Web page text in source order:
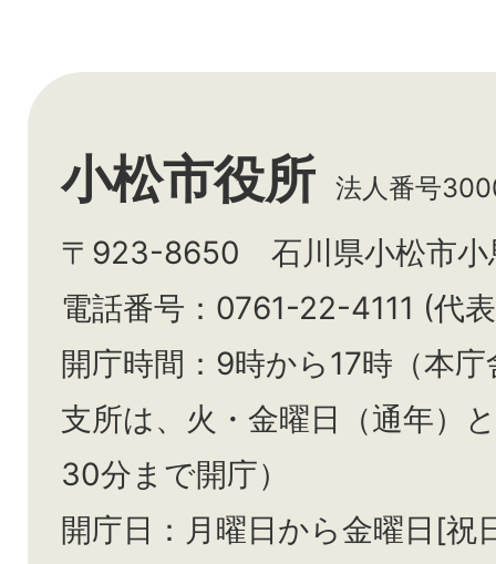
小松市役所 法人番号
〒923-8650 石川県小松市小
電話番号：0761-22-4111 (代
開庁時間：9時から17時（本
支所は、火・金曜日（通年）と
30分まで開庁）
開庁日：月曜日から金曜日[祝